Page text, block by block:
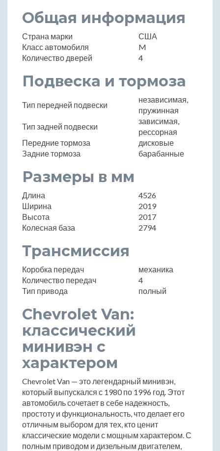
Общая информация
Страна марки
США
Класс автомобиля
M
Количество дверей
4
Подвеска и тормоза
Тип передней подвески
независимая,
пружинная
Тип задней подвески
зависимая,
рессорная
Передние тормоза
дисковые
Задние тормоза
барабанные
Размеры в мм
Длина
4526
Ширина
2019
Высота
2017
Колесная база
2794
Трансмиссия
Коробка передач
механика
Количество передач
4
Тип привода
полный
Chevrolet Van:
классический
минивэн с
характером
Chevrolet Van — это легендарный минивэн,
который выпускался с 1980 по 1996 год. Этот
автомобиль сочетает в себе надежность,
простоту и функциональность, что делает его
отличным выбором для тех, кто ценит
классические модели с мощным характером. С
полным приводом и дизельным двигателем,